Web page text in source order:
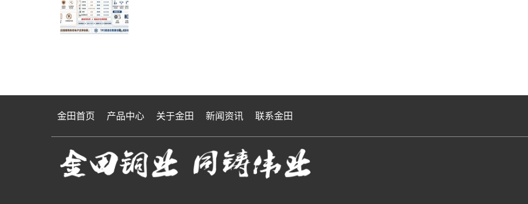
金田首页 产品中心 关于金田 新闻资讯 联系金田